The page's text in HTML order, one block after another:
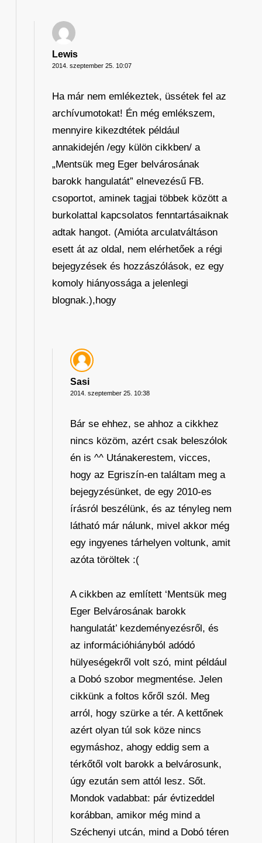
Lewis
2014. szeptember 25. 10:07
Ha már nem emlékeztek, üssétek fel az
archívumotokat! Én még emlékszem,
mennyire kikezdtétek például
annakidején /egy külön cikkben/ a
„Mentsük meg Eger belvárosának
barokk hangulatát” elnevezésű FB.
csoportot, aminek tagjai többek között a
burkolattal kapcsolatos fenntartásaiknak
adtak hangot. (Amióta arculatváltáson
esett át az oldal, nem elérhetőek a régi
bejegyzések és hozzászólások, ez egy
komoly hiányossága a jelenlegi
blognak.),hogy
Sasi
2014. szeptember 25. 10:38
Bár se ehhez, se ahhoz a cikkhez
nincs közöm, azért csak beleszólok
én is ^^ Utánakerestem, vicces,
hogy az Egriszín-en találtam meg a
bejegyzésünket, de egy 2010-es
írásról beszélünk, és az tényleg nem
látható már nálunk, mivel akkor még
egy ingyenes tárhelyen voltunk, amit
azóta töröltek :(
A cikkben az említett ‘Mentsük meg
Eger Belvárosának barokk
hangulatát’ kezdeményezésről, és
az információhiányból adódó
hülyeségekről volt szó, mint például
a Dobó szobor megmentése. Jelen
cikkünk a foltos kőről szól. Meg
arról, hogy szürke a tér. A kettőnek
azért olyan túl sok köze nincs
egymáshoz, ahogy eddig sem a
térkőtől volt barokk a belvárosunk,
úgy ezután sem attól lesz. Sőt.
Mondok vadabbat: pár évtizeddel
korábban, amikor még mind a
Széchenyi utcán, mind a Dobó téren